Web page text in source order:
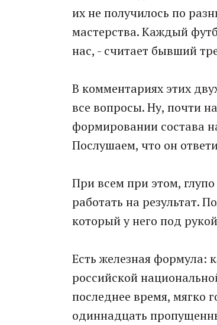
их не получилось по
мастерства. Каждый
нас, - считает бывший
В комментариях этих
все вопросы. Ну, почти
формировании состава
Послушаем, что он
При всем при этом,
работать на результат.
который у него под
Есть железная формула:
российской
последнее время, мягко
одиннадцать